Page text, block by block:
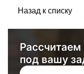
Назад к списку
Рассчитаем
под вашу